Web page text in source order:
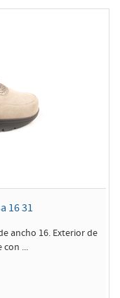
16 31
ancho 16. Exterior de
con ...